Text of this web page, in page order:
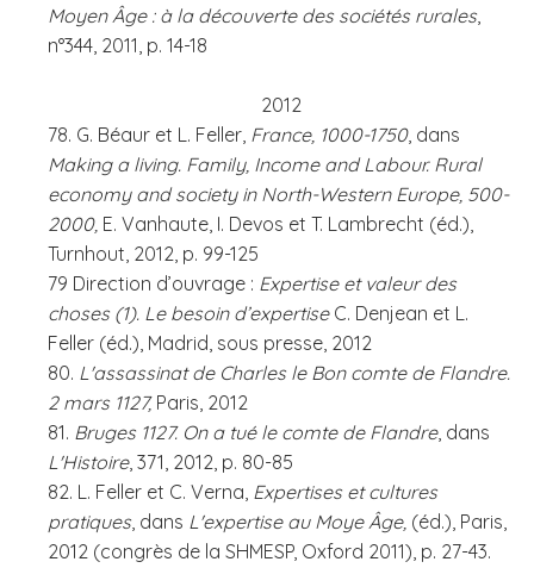
Moyen Âge : à la découverte des sociétés rurales,
n°344, 2011, p. 14-18
2012
78. G. Béaur et L. Feller, France, 1000-1750, dans
Making a living. Family, Income and Labour. Rural
economy and society in North-Western Europe, 500-
2000, E. Vanhaute, I. Devos et T. Lambrecht (éd.),
Turnhout, 2012, p. 99-125
79 Direction d’ouvrage : Expertise et valeur des
choses (1). Le besoin d’expertise C. Denjean et L.
Feller (éd.), Madrid, sous presse, 2012
80. L'assassinat de Charles le Bon comte de Flandre.
2 mars 1127, Paris, 2012
81. Bruges 1127. On a tué le comte de Flandre, dans
L'Histoire, 371, 2012, p. 80-85
82. L. Feller et C. Verna, Expertises et cultures
pratiques, dans L'expertise au Moye Âge, (éd.), Paris,
2012 (congrès de la SHMESP, Oxford 2011), p. 27-43.